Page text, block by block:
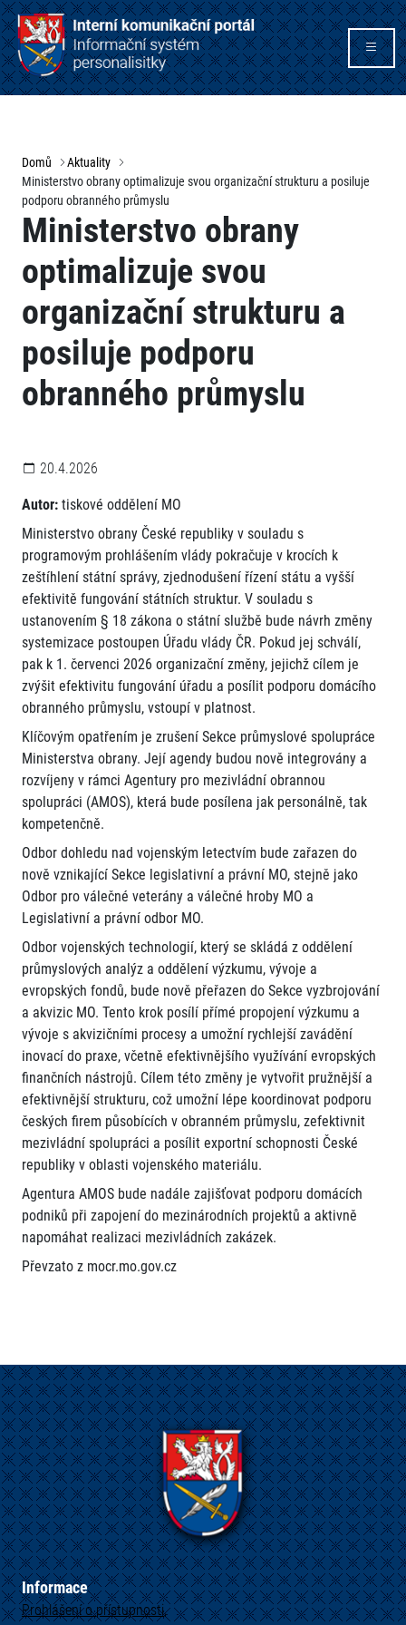
Domů
Aktuality
Ministerstvo obrany optimalizuje svou organizační strukturu a posiluje
podporu obranného průmyslu
Ministerstvo obrany
optimalizuje svou
organizační strukturu a
posiluje podporu
obranného průmyslu
20.4.2026
Autor: tiskové oddělení MO
Ministerstvo obrany České republiky v souladu s
programovým prohlášením vlády pokračuje v krocích k
zeštíhlení státní správy, zjednodušení řízení státu a vyšší
efektivitě fungování státních struktur. V souladu s
ustanovením § 18 zákona o státní službě bude návrh změny
systemizace postoupen Úřadu vlády ČR. Pokud jej schválí,
pak k 1. červenci 2026 organizační změny, jejichž cílem je
zvýšit efektivitu fungování úřadu a posílit podporu domácího
obranného průmyslu, vstoupí v platnost.
Klíčovým opatřením je zrušení Sekce průmyslové spolupráce
Ministerstva obrany. Její agendy budou nově integrovány a
rozvíjeny v rámci Agentury pro mezivládní obrannou
spolupráci (AMOS), která bude posílena jak personálně, tak
kompetenčně.
Odbor dohledu nad vojenským letectvím bude zařazen do
nově vznikající Sekce legislativní a právní MO, stejně jako
Odbor pro válečné veterány a válečné hroby MO a
Legislativní a právní odbor MO.
Odbor vojenských technologií, který se skládá z oddělení
průmyslových analýz a oddělení výzkumu, vývoje a
evropských fondů, bude nově přeřazen do Sekce vyzbrojování
a akvizic MO. Tento krok posílí přímé propojení výzkumu a
vývoje s akvizičními procesy a umožní rychlejší zavádění
inovací do praxe, včetně efektivnějšího využívání evropských
finančních nástrojů. Cílem této změny je vytvořit pružnější a
efektivnější strukturu, což umožní lépe koordinovat podporu
českých firem působících v obranném průmyslu, zefektivnit
mezivládní spolupráci a posílit exportní schopnosti České
republiky v oblasti vojenského materiálu.
Agentura AMOS bude nadále zajišťovat podporu domácích
podniků při zapojení do mezinárodních projektů a aktivně
napomáhat realizaci mezivládních zakázek.
Převzato z mocr.mo.gov.cz
Informace
Prohlášení o přístupnosti